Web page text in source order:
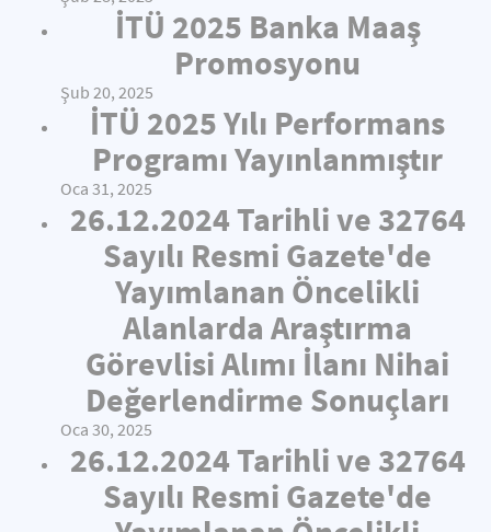
İTÜ 2025 Banka Maaş
Promosyonu
Şub 20, 2025
İTÜ 2025 Yılı Performans
Programı Yayınlanmıştır
Oca 31, 2025
26.12.2024 Tarihli ve 32764
Sayılı Resmi Gazete'de
Yayımlanan Öncelikli
Alanlarda Araştırma
Görevlisi Alımı İlanı Nihai
Değerlendirme Sonuçları
Oca 30, 2025
26.12.2024 Tarihli ve 32764
Sayılı Resmi Gazete'de